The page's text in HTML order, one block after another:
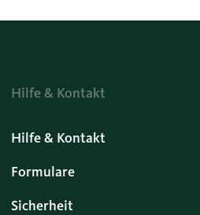
Hilfe & Kontakt
Hilfe & Kontakt
Formulare
Sicherheit